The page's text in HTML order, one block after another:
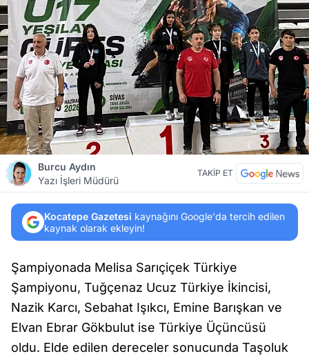
Burcu Aydın
Yazı İşleri Müdürü
TAKİP ET
Kocatepe Gazetesi kaynağını Google'da tercih edilen
kaynak olarak ekleyin!
Şampiyonada Melisa Sarıçiçek Türkiye
Şampiyonu, Tuğçenaz Ucuz Türkiye İkincisi,
Nazik Karcı, Sebahat Işıkcı, Emine Barışkan ve
Elvan Ebrar Gökbulut ise Türkiye Üçüncüsü
oldu. Elde edilen dereceler sonucunda Taşoluk